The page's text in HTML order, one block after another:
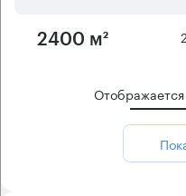
2400 м²
Отображается